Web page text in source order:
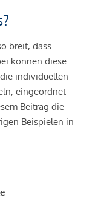
breit, dass
können diese
individuellen
eingeordnet
Beitrag die
Beispielen in